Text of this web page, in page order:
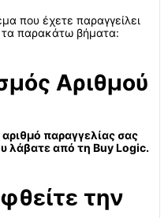
που έχετε παραγγείλει
παρακάτω βήματα:
Αριθμού
παραγγελίας σας
λάβατε από τη Buy Logic.
την